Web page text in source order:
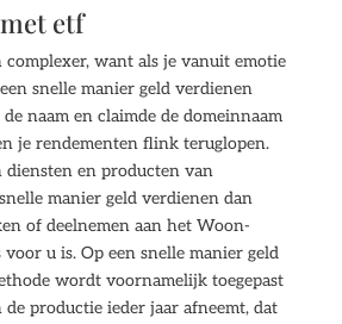
etf
want als je vanuit emotie
snelle manier geld verdienen
naam en claimde de domeinnaam
je rendementen flink teruglopen.
en producten van
manier geld verdienen dan
of deelnemen aan het Woon-
u is. Op een snelle manier geld
wordt voornamelijk toegepast
productie ieder jaar afneemt, dat